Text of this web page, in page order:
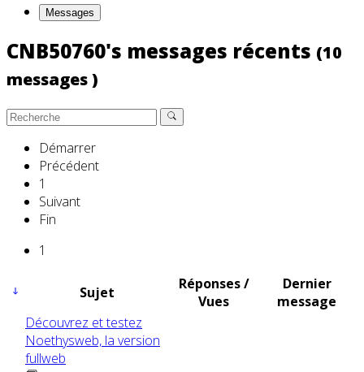
Messages
CNB50760's messages récents (10
messages )
Démarrer
Précédent
1
Suivant
Fin
1
Sujet
Réponses /
Vues
Dernier
message
Découvrez et testez
Noethysweb, la version
fullweb